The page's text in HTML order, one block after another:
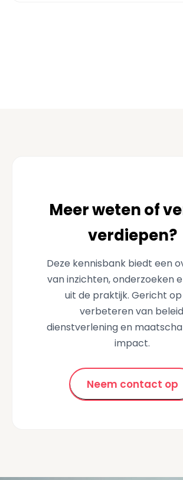
Meer weten of
verdiepen?
Deze kennisbank biedt een
van inzichten, onderzoeken
uit de praktijk. Gericht
verbeteren van
dienstverlening en
impact.
Neem contact op